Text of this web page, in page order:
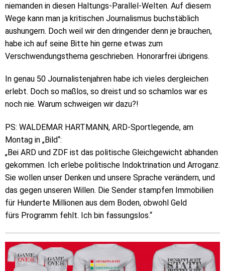
niemanden in diesen Haltungs-Parallel-Welten. Auf diesem
Wege kann man ja kritischen Journalismus buchstäblich
aushungern. Doch weil wir den dringender denn je brauchen,
habe ich auf seine Bitte hin gerne etwas zum
Verschwendungsthema geschrieben. Honorarfrei übrigens.
In genau 50 Journalistenjahren habe ich vieles dergleichen
erlebt. Doch so maßlos, so dreist und so schamlos war es
noch nie. Warum schweigen wir dazu?!
PS: WALDEMAR HARTMANN, ARD-Sportlegende, am
Montag in „Bild“:
„Bei ARD und ZDF ist das politische Gleichgewicht abhanden
gekommen. Ich erlebe politische Indoktrination und Arroganz.
Sie wollen unser Denken und unsere Sprache verändern, und
das gegen unseren Willen. Die Sender stampfen Immobilien
für Hunderte Millionen aus dem Boden, obwohl Geld
fürs Programm fehlt. Ich bin fassungslos.“